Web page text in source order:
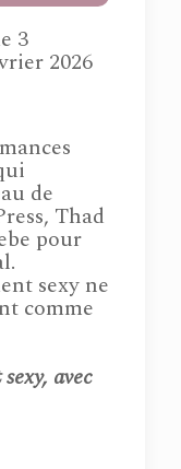
3
2026
de
Thad
pour
sexy ne
comme
avec